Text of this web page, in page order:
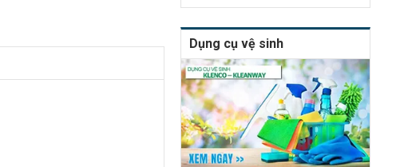
Dụng cụ vệ sinh